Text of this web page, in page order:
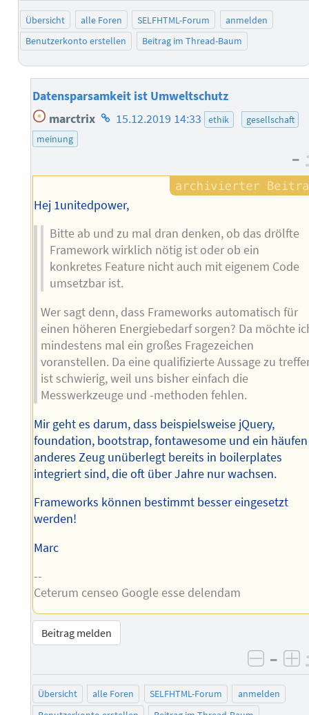
Übersicht alle Foren SELFHTML-Forum
anmelden
Benutzerkonto erstellen
Beitrag im Thread-Baum
Datensparsamkeit ist Umweltschutz
marctrix Homepage
15.12.2019 14:33 ethik
gesellschaft
meinung
–
Hej 1unitedpower,
Bitte ab und zu mal dran denken, ob das drölfte
Framework wirklich nötig ist oder ob ein
konkretes Feature nicht auch mit eigenem Code
umsetzbar ist.
Wer sagt denn, dass Frameworks automatisch für
einen höheren Energiebedarf sorgen? Da möchte
mindestens mal ein großes Fragezeichen
voranstellen. Da eine qualifizierte Aussage zu
ist schwierig, weil uns bisher einfach die
Messwerkzeuge und -methoden fehlen.
Mir geht es darum, dass beispielsweise jQuery,
foundation, bootstrap, fontawesome und ein häufen
anderes Zeug unüberlegt bereits in boilerplates
integriert sind, die oft über Jahre nur wachsen.
Frameworks können bestimmt besser eingesetzt
werden!
Marc
--
Ceterum censeo Google esse delendam
Beitrag melden
–
Übersicht alle Foren SELFHTML-Forum
anmelden